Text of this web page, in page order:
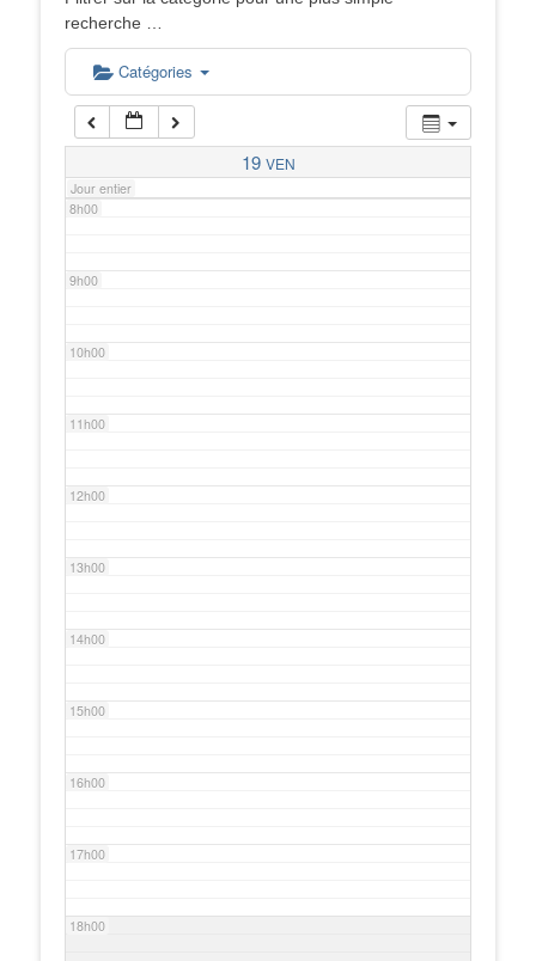
recherche …
Catégories
19 VEN
Jour entier
6h00
7h00
8h00
9h00
10h00
11h00
12h00
13h00
14h00
15h00
16h00
17h00
18h00